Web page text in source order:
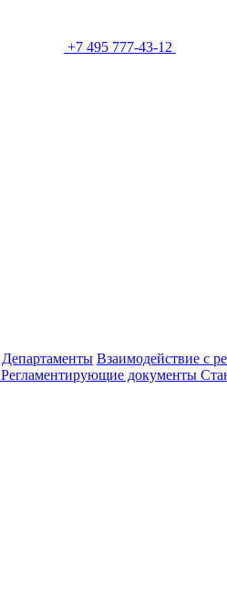
+7 495 777-43-12
Департаменты Взаимодействие с
Регламентирующие документы